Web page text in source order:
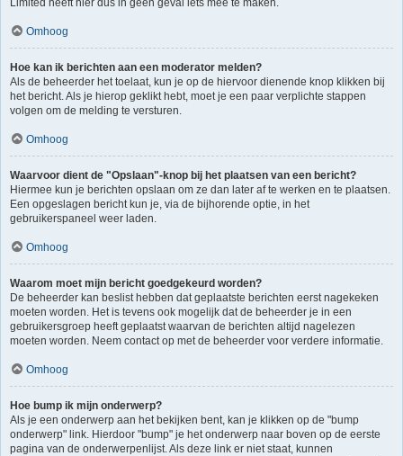
Limited heeft hier dus in geen geval iets mee te maken.
Omhoog
Hoe kan ik berichten aan een moderator melden?
Als de beheerder het toelaat, kun je op de hiervoor dienende knop klikken bij
het bericht. Als je hierop geklikt hebt, moet je een paar verplichte stappen
volgen om de melding te versturen.
Omhoog
Waarvoor dient de "Opslaan"-knop bij het plaatsen van een bericht?
Hiermee kun je berichten opslaan om ze dan later af te werken en te plaatsen.
Een opgeslagen bericht kun je, via de bijhorende optie, in het
gebruikerspaneel weer laden.
Omhoog
Waarom moet mijn bericht goedgekeurd worden?
De beheerder kan beslist hebben dat geplaatste berichten eerst nagekeken
moeten worden. Het is tevens ook mogelijk dat de beheerder je in een
gebruikersgroep heeft geplaatst waarvan de berichten altijd nagelezen
moeten worden. Neem contact op met de beheerder voor verdere informatie.
Omhoog
Hoe bump ik mijn onderwerp?
Als je een onderwerp aan het bekijken bent, kan je klikken op de "bump
onderwerp" link. Hierdoor "bump" je het onderwerp naar boven op de eerste
pagina van de onderwerpenlijst. Als deze link er niet staat, kunnen